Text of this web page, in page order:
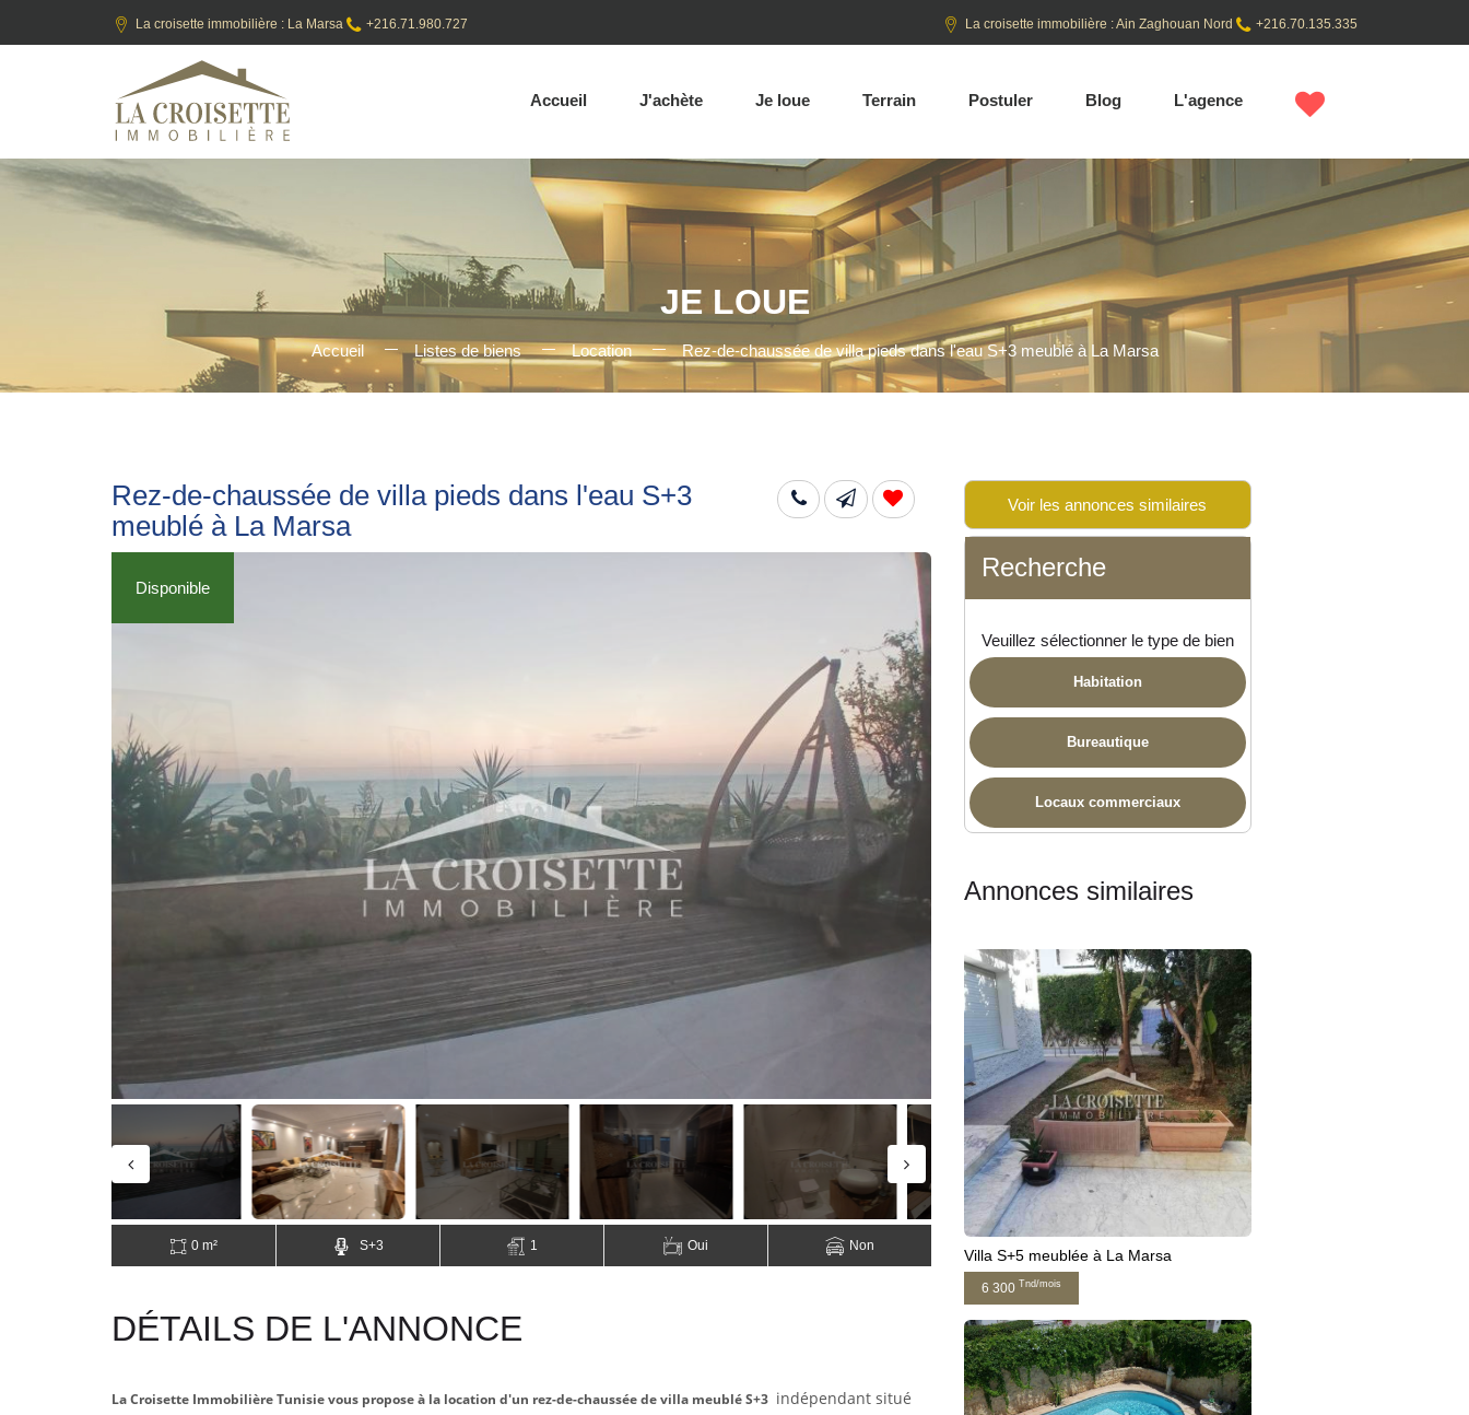
La croisette immobilière : La Marsa +216.71.980.727 La croisette immobilière : Ain Zaghouan Nord +216.70.135.335
Accueil J'achète Je loue Terrain Postuler Blog L'agence
JE LOUE
Accueil Listes de biens Location Rez-de-chaussée de villa pieds dans l'eau S+3 meublé à La Marsa
Rez-de-chaussée de villa pieds dans l'eau S+3
meublé à La Marsa
Disponible
0 m² S+3 1 Oui Non
DÉTAILS DE L'ANNONCE
La Croisette Immobilière Tunisie vous propose à la location d'un rez-de-chaussée de villa meublé S+3 indépendant situé
Voir les annonces similaires
Recherche
Veuillez sélectionner le type de bien
Habitation
Bureautique
Locaux commerciaux
Annonces similaires
Villa S+5 meublée à La Marsa
6 300 Tnd/mois